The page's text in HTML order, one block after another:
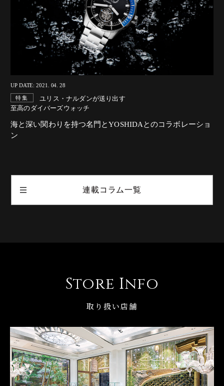
UP DATE: 2021. 04. 28
特集
ユリス・ナルダンが送り出す
至高のダイバーズウォッチ
海と深い関わりを持つ名門とYOSHIDAとのコラボレーショ
ン
連載コラム一覧
Store Info
取り扱い店舗